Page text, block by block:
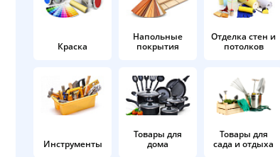
Краска
Напольные
покрытия
Отделка стен и
потолков
Инструменты
Товары для
дома
Товары для
сада и отдыха